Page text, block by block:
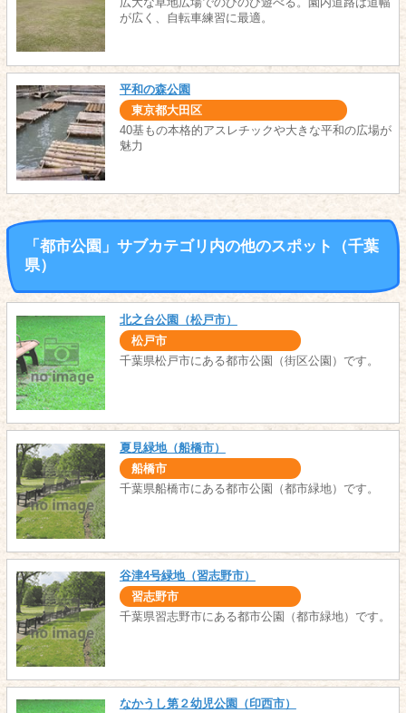
が広く、自転車練習に最適。
平和の森公園
東京都大田区
40基もの本格的アスレチックや大きな平和の広場が
魅力
「都市公園」サブカテゴリ内の他のスポット（千葉
県）
北之台公園（松戸市）
松戸市
千葉県松戸市にある都市公園（街区公園）です。
夏見緑地（船橋市）
船橋市
千葉県船橋市にある都市公園（都市緑地）です。
谷津4号緑地（習志野市）
習志野市
千葉県習志野市にある都市公園（都市緑地）です。
なかうし第２幼児公園（印西市）